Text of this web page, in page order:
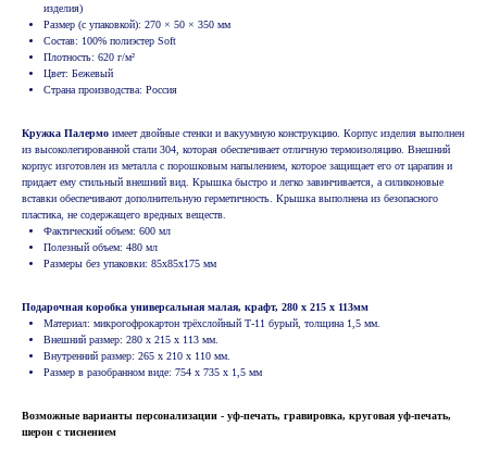
изделия)
Размер (с упаковкой): 270 × 50 × 350 мм
Состав: 100% полиэстер Soft
Плотность: 620 г/м²
Цвет: Бежевый
Страна производства: Россия
Кружка Палермо имеет двойные стенки и вакуумную конструкцию. Корпус изделия выполнен
из высоколегированной стали 304, которая обеспечивает отличную термоизоляцию. Внешний
корпус изготовлен из металла с порошковым напылением, которое защищает его от царапин и
придает ему стильный внешний вид. Крышка быстро и легко завинчивается, а силиконовые
вставки обеспечивают дополнительную герметичность. Крышка выполнена из безопасного
пластика, не содержащего вредных веществ.
Фактический объем: 600 мл
Полезный объем: 480 мл
Размеры без упаковки: 85х85х175 мм
Подарочная коробка универсальная малая, крафт, 280 х 215 х 113мм
Материал: микрогофрокартон трёхслойный Т-11 бурый, толщина 1,5 мм.
Внешний размер: 280 х 215 х 113 мм.
Внутренний размер: 265 х 210 х 110 мм.
Размер в разобранном виде: 754 х 735 х 1,5 мм
Возможные варианты персонализации - уф-печать, гравировка, круговая уф-печать,
шерон с тиснением